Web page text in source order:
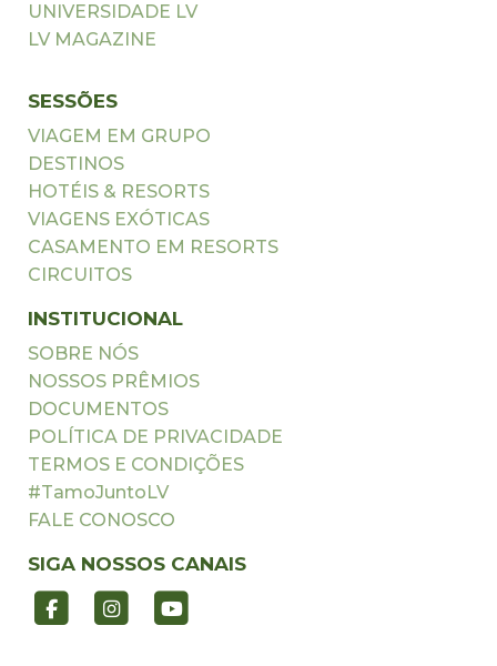
UNIVERSIDADE LV
LV MAGAZINE
SESSÕES
VIAGEM EM GRUPO
DESTINOS
HOTÉIS & RESORTS
VIAGENS EXÓTICAS
CASAMENTO EM RESORTS
CIRCUITOS
INSTITUCIONAL
SOBRE NÓS
NOSSOS PRÊMIOS
DOCUMENTOS
POLÍTICA DE PRIVACIDADE
TERMOS E CONDIÇÕES
#TamoJuntoLV
FALE CONOSCO
SIGA NOSSOS CANAIS